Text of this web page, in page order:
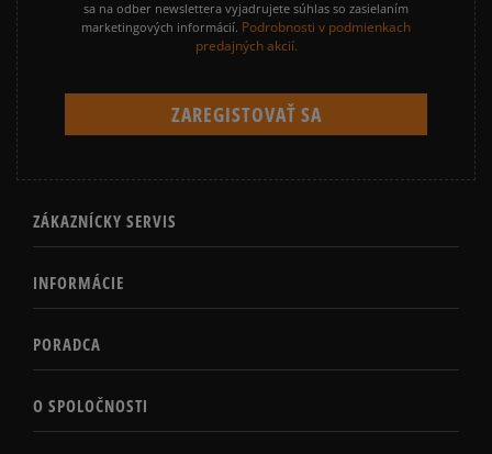
sa na odber newslettera vyjadrujete súhlas so zasielaním
marketingových informácií. Podrobnosti v podmienkach
predajných akcií.
ZÁKAZNÍCKY SERVIS
INFORMÁCIE
PORADCA
O SPOLOČNOSTI